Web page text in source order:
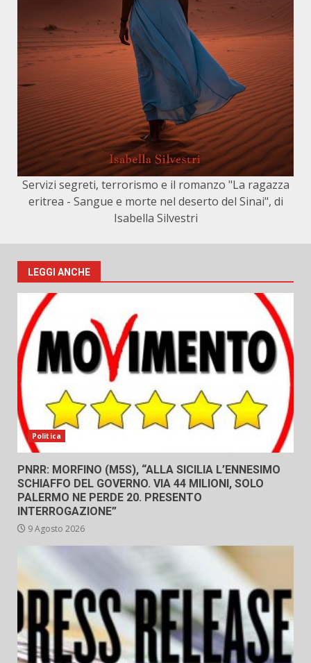
Servizi segreti, terrorismo e il romanzo "La ragazza
eritrea - Sangue e morte nel deserto del Sinai", di
Isabella Silvestri
LEGGI ANCHE
Politica
PNRR: MORFINO (M5S), “ALLA SICILIA L’ENNESIMO
SCHIAFFO DEL GOVERNO. VIA 44 MILIONI, SOLO
PALERMO NE PERDE 20. PRESENTO
INTERROGAZIONE”
9 Agosto 2026